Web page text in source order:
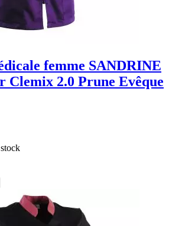
femme SANDRINE
Clemix 2.0 Prune Evêque